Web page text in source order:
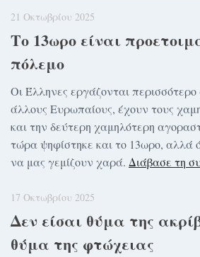
Διαφήμιση
Γίνετε συνδρομητής
Μόνο για συνδρομητές
Log in
21 Οκτωβρίου 2025
Το 13ωρο είναι
πόλεμο
Οι Έλληνες εργάζονται
άλλους Ευρωπαίους, έχουν τους
και την δεύτερη χαμηλότερη
τώρα ψηφίστηκε και το 13ωρο, αλλά
να μας γεμίζουν χαρά. Διάβασε τη
17 Οκτωβρίου 2025
Δεν είσαι θύμα της
θύμα της φτώχειας